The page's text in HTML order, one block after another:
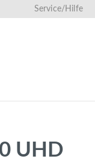
Service/Hilfe
UHD